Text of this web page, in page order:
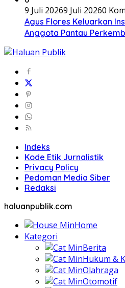
9 Juli 20269 Juli 20260
Agus Flores Keluarkan
Anggota Pantau
Indeks
Kode Etik Jurnalistik
Privacy Policy
Pedoman Media Siber
Redaksi
haluanpublik.com
Home
Kategori
Berita
Hukum &
Olahraga
Otomotif